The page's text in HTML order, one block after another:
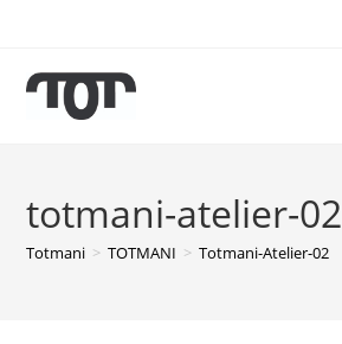
totmani-atelier-02
Totmani > TOTMANI > Totmani-Atelier-02